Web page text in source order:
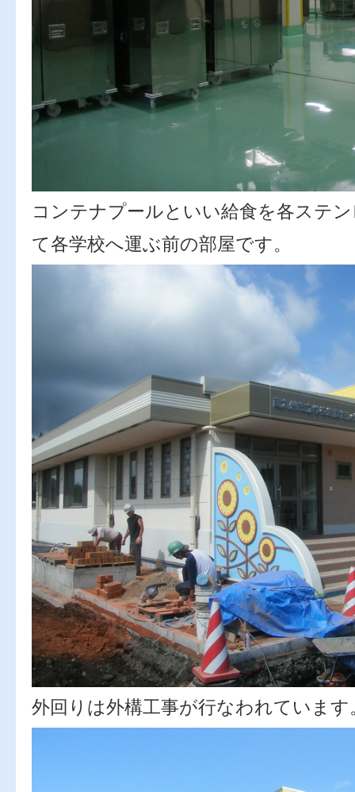
コンテナプールといい給食を各ステ
て各学校へ運ぶ前の部屋です。
外回りは外構工事が行なわれています